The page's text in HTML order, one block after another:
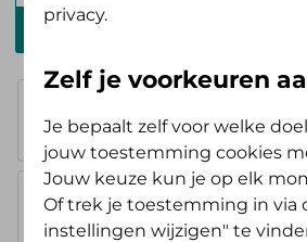
Basisverzekering
100%
je betaalt eigen risico
AV Instap
geen extra vergoeding
privacy.
Zelf je voorkeuren
Je bepaalt zelf voor welke
jouw toestemming cookies
Jouw keuze kun je op elk
Of trek je toestemming in via
instellingen wijzigen" te